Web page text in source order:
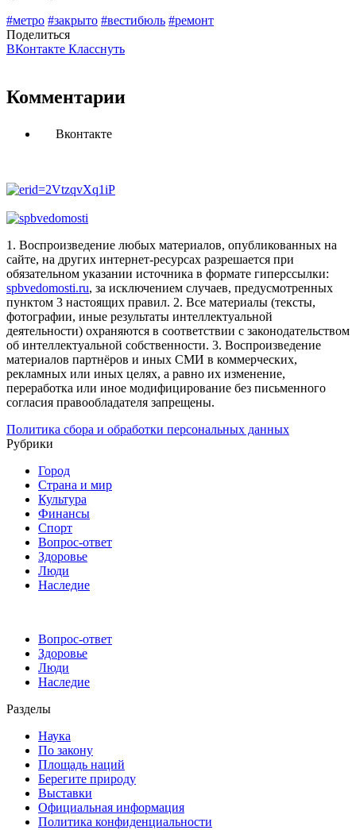
#метро #закрыто #вестибюль #ремонт
Поделиться
ВКонтакте Класснуть
Комментарии
Вконтакте
1. Воспроизведение любых материалов, опубликованных на
сайте, на других интернет-ресурсах разрешается при
обязательном указании источника в формате гиперссылки:
spbvedomosti.ru, за исключением случаев, предусмотренных
пунктом 3 настоящих правил. 2. Все материалы (тексты,
фотографии, иные результаты интеллектуальной
деятельности) охраняются в соответствии с законодательством
об интеллектуальной собственности. 3. Воспроизведение
материалов партнёров и иных СМИ в коммерческих,
рекламных или иных целях, а равно их изменение,
переработка или иное модифицирование без письменного
согласия правообладателя запрещены.
Политика сбора и обработки персональных данных
Рубрики
Город
Страна и мир
Культура
Финансы
Спорт
Вопрос-ответ
Здоровье
Люди
Наследие
Вопрос-ответ
Здоровье
Люди
Наследие
Разделы
Наука
По закону
Площадь наций
Берегите природу
Выставки
Официальная информация
Политика конфиденциальности